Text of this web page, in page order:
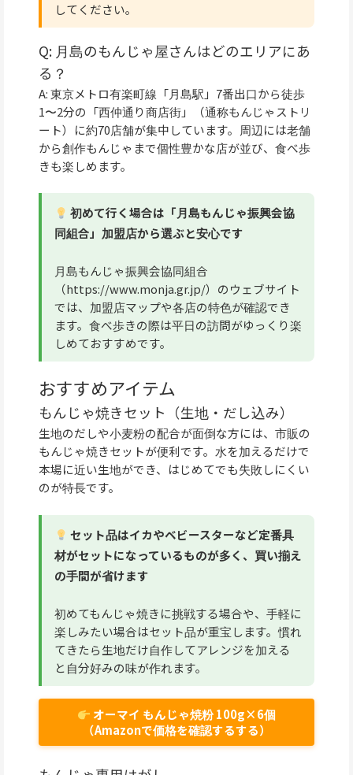
してください。
Q: 月島のもんじゃ屋さんはどのエリアにあ
る？
A: 東京メトロ有楽町線「月島駅」7番出口から徒歩
1〜2分の「西仲通り商店街」（通称もんじゃストリ
ート）に約70店舗が集中しています。周辺には老舗
から創作もんじゃまで個性豊かな店が並び、食べ歩
きも楽しめます。
初めて行く場合は「月島もんじゃ振興会協
同組合」加盟店から選ぶと安心です
月島もんじゃ振興会協同組合
（https://www.monja.gr.jp/）のウェブサイト
では、加盟店マップや各店の特色が確認でき
ます。食べ歩きの際は平日の訪問がゆっくり楽
しめておすすめです。
おすすめアイテム
もんじゃ焼きセット（生地・だし込み）
生地のだしや小麦粉の配合が面倒な方には、市販の
もんじゃ焼きセットが便利です。水を加えるだけで
本場に近い生地ができ、はじめてでも失敗しにくい
のが特長です。
セット品はイカやベビースターなど定番具
材がセットになっているものが多く、買い揃え
の手間が省けます
初めてもんじゃ焼きに挑戦する場合や、手軽に
楽しみたい場合はセット品が重宝します。慣れ
てきたら生地だけ自作してアレンジを加える
と自分好みの味が作れます。
オーマイ もんじゃ焼粉 100g×6個
（Amazonで価格を確認するする）